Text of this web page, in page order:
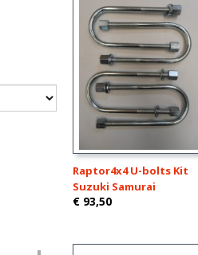
Raptor4x4 U-bolts Kit
Suzuki Samurai
€ 93,50